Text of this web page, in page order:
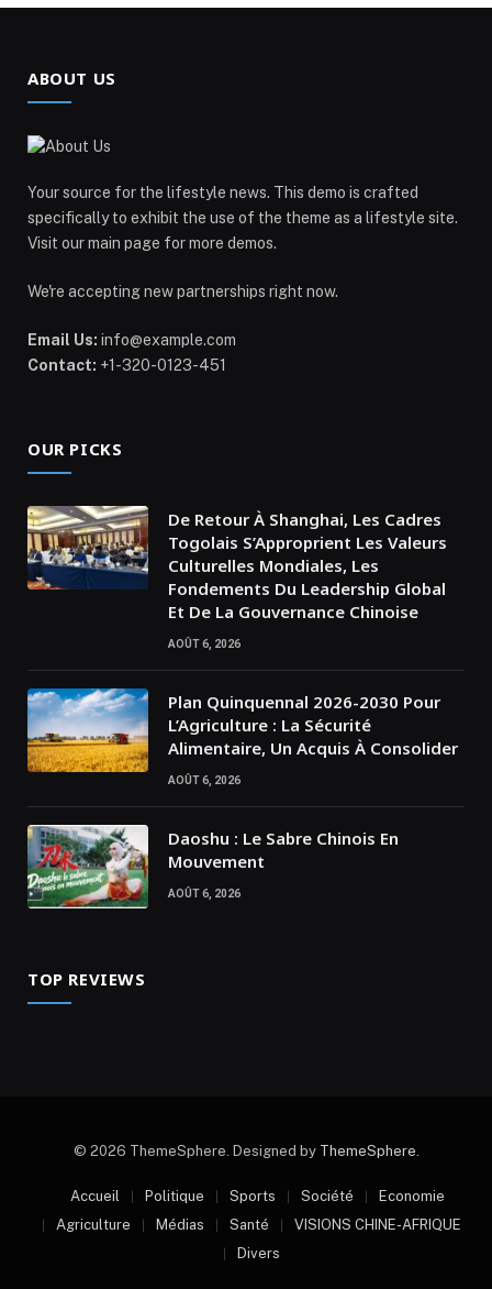
ABOUT US
Your source for the lifestyle news. This demo is crafted
specifically to exhibit the use of the theme as a lifestyle site.
Visit our main page for more demos.
We're accepting new partnerships right now.
Email Us: info@example.com
Contact: +1-320-0123-451
OUR PICKS
De Retour À Shanghai, Les Cadres
Togolais S’Approprient Les Valeurs
Culturelles Mondiales, Les
Fondements Du Leadership Global
Et De La Gouvernance Chinoise
AOÛT 6, 2026
Plan Quinquennal 2026-2030 Pour
L’Agriculture : La Sécurité
Alimentaire, Un Acquis À Consolider
AOÛT 6, 2026
Daoshu : Le Sabre Chinois En
Mouvement
AOÛT 6, 2026
TOP REVIEWS
© 2026 ThemeSphere. Designed by ThemeSphere
Accueil Politique Sports Société
Economie
Agriculture
Médias Santé
VISIONS CHINE-AFRIQUE
Divers